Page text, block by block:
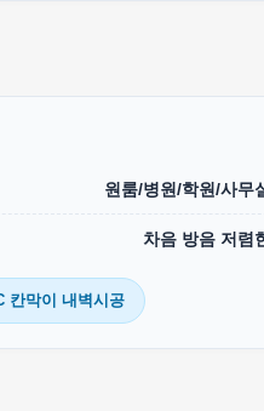
원룸/병원/학원/사무
차음 방음 저렴
칸막이 내벽시공